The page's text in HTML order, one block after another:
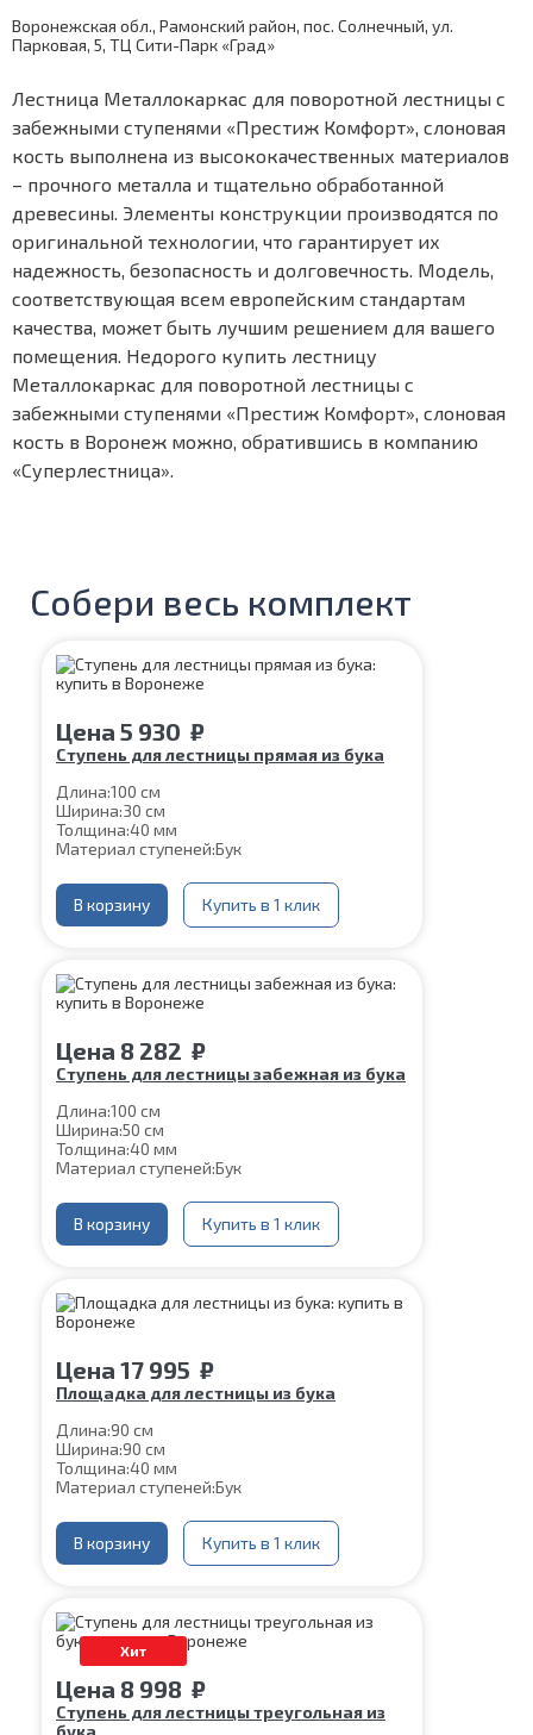
Воронежская обл., Рамонский район, пос. Солнечный, ул.
Парковая, 5, ТЦ Сити-Парк «Град»
Лестница Металлокаркас для поворотной лестницы с
забежными ступенями «Престиж Комфорт», слоновая
кость выполнена из высококачественных материалов
– прочного металла и тщательно обработанной
древесины. Элементы конструкции производятся по
оригинальной технологии, что гарантирует их
надежность, безопасность и долговечность. Модель,
соответствующая всем европейским стандартам
качества, может быть лучшим решением для вашего
помещения. Недорого купить лестницу
Металлокаркас для поворотной лестницы с
забежными ступенями «Престиж Комфорт», слоновая
кость в Воронеж можно, обратившись в компанию
«Суперлестница».
Собери весь комплект
Цена 5 930 ₽
Ступень для лестницы прямая из бука
Длина:100 см
Ширина:30 см
Толщина:40 мм
Материал ступеней:Бук
В корзину Купить в 1 клик
Цена 8 282 ₽
Ступень для лестницы забежная из бука
Длина:100 см
Ширина:50 см
Толщина:40 мм
Материал ступеней:Бук
В корзину Купить в 1 клик
Цена 17 995 ₽
Площадка для лестницы из бука
Длина:90 см
Ширина:90 см
Толщина:40 мм
Материал ступеней:Бук
В корзину Купить в 1 клик
Хит
Цена 8 998 ₽
Ступень для лестницы треугольная из